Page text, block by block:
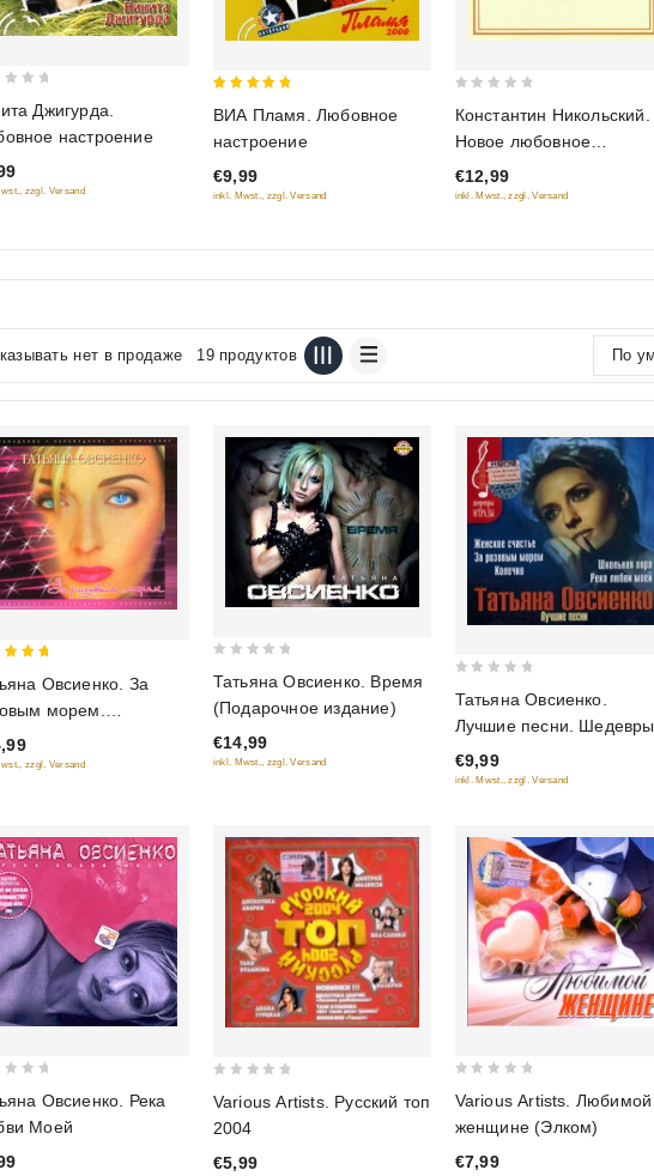
Джигурда.
настроение
zzgl. Versand
ВИА Пламя. Любовное
настроение
€9,99
inkl. Mwst., zzgl. Versand
of
5
Константин Никольский.
Новое любовное
настроение
€12,99
inkl. Mwst., zzgl. Versand
нет в продаже 19 продуктов
Овсиенко. За
морем.
zzgl. Versand
of
5
Татьяна Овсиенко. Время
(Подарочное издание)
€14,99
inkl. Mwst., zzgl. Versand
of
5
Татьяна Овсиенко.
Лучшие песни. Шедевры
эстрады
€9,99
inkl. Mwst., zzgl. Versand
Овсиенко. Река
Моей
of
5
Various Artists. Русский топ
2004
€5,99
of
5
Various Artists. Любимой
женщине (Элком)
€7,99